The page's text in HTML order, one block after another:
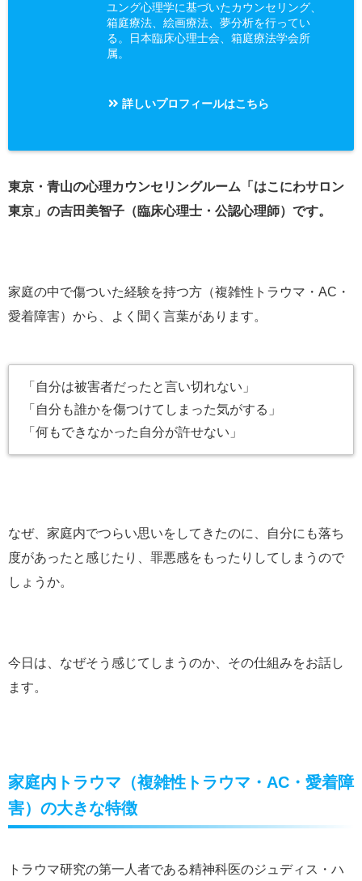
ユング心理学に基づいたカウンセリング、
箱庭療法、絵画療法、夢分析を行ってい
る。日本臨床心理士会、箱庭療法学会所
属。
詳しいプロフィールはこちら
東京・青山の心理カウンセリングルーム「はこにわサロン
東京」の吉田美智子（臨床心理士・公認心理師）です。
家庭の中で傷ついた経験を持つ方（複雑性トラウマ・AC・
愛着障害）から、よく聞く言葉があります。
「自分は被害者だったと言い切れない」
「自分も誰かを傷つけてしまった気がする」
「何もできなかった自分が許せない」
なぜ、家庭内でつらい思いをしてきたのに、自分にも落ち
度があったと感じたり、罪悪感をもったりしてしまうので
しょうか。
今日は、なぜそう感じてしまうのか、その仕組みをお話し
ます。
家庭内トラウマ（複雑性トラウマ・AC・愛着障
害）の大きな特徴
トラウマ研究の第一人者である精神科医のジュディス・ハ